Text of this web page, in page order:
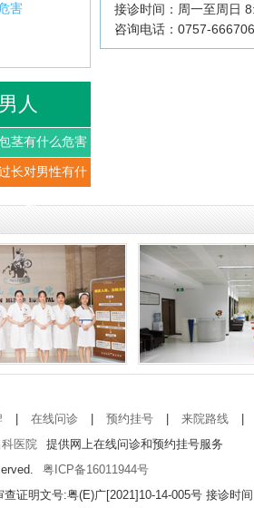
害
人
茎有什么危害
长对男性有什
接诊时间：周一至周日
咨询电话：0757-
在线问诊 预约挂号 来院路线
医院
提供网上在线问诊和预约挂号服务
粤ICP备16011944号
查证明文号:粤(E)广[2021]10-14-005号 接诊时